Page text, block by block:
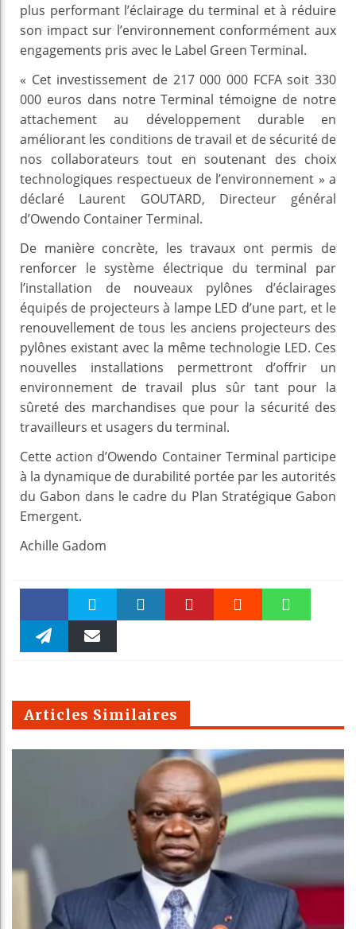
plus performant l’éclairage du terminal et à réduire
son impact sur l’environnement conformément aux
engagements pris avec le Label Green Terminal.
« Cet investissement de 217 000 000 FCFA soit 330
000 euros dans notre Terminal témoigne de notre
attachement au développement durable en
améliorant les conditions de travail et de sécurité de
nos collaborateurs tout en soutenant des choix
technologiques respectueux de l’environnement » a
déclaré Laurent GOUTARD, Directeur général
d’Owendo Container Terminal.
De manière concrète, les travaux ont permis de
renforcer le système électrique du terminal par
l’installation de nouveaux pylônes d’éclairages
équipés de projecteurs à lampe LED d’une part, et le
renouvellement de tous les anciens projecteurs des
pylônes existant avec la même technologie LED. Ces
nouvelles installations permettront d’offrir un
environnement de travail plus sûr tant pour la
sûreté des marchandises que pour la sécurité des
travailleurs et usagers du terminal.
Cette action d’Owendo Container Terminal participe
à la dynamique de durabilité portée par les autorités
du Gabon dans le cadre du Plan Stratégique Gabon
Emergent.
Achille Gadom
Faceboo Twitter
m
Articles Similaires